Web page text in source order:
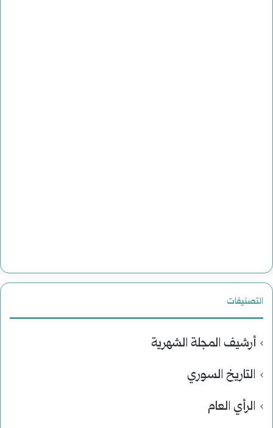
التصنيفات
أرشيف المجلة الشهرية
التاريخ السوري
الرأي العام